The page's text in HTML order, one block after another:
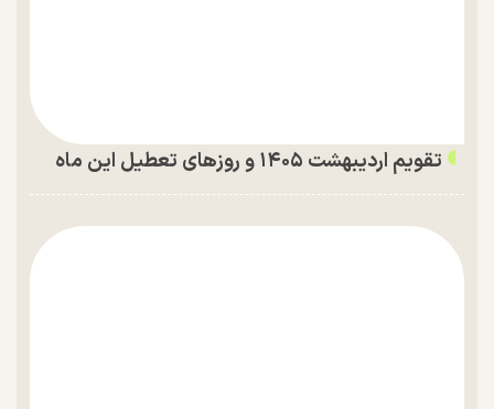
تقویم اردیبهشت ۱۴۰۵ و روز‌های تعطیل این ماه